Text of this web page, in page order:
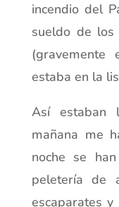
incendio del
sueldo de los
(gravemente
estaba en la
Así estaban
mañana me
noche se
peletería de
escaparates